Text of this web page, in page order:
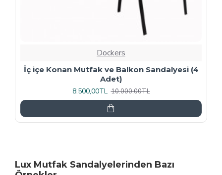
Dockers
Kapitoneli Sandalye (Deri) (4 Adet) - Yeşil
9.600,00TL 12.000,00TL
Lux Mutfak Sandalyelerinden Bazı